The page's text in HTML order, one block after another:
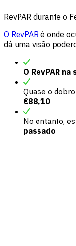
RevPAR durante o
O RevPAR é onde
dá uma visão
O RevPAR
Quase o
€88,10
No entanto,
passado